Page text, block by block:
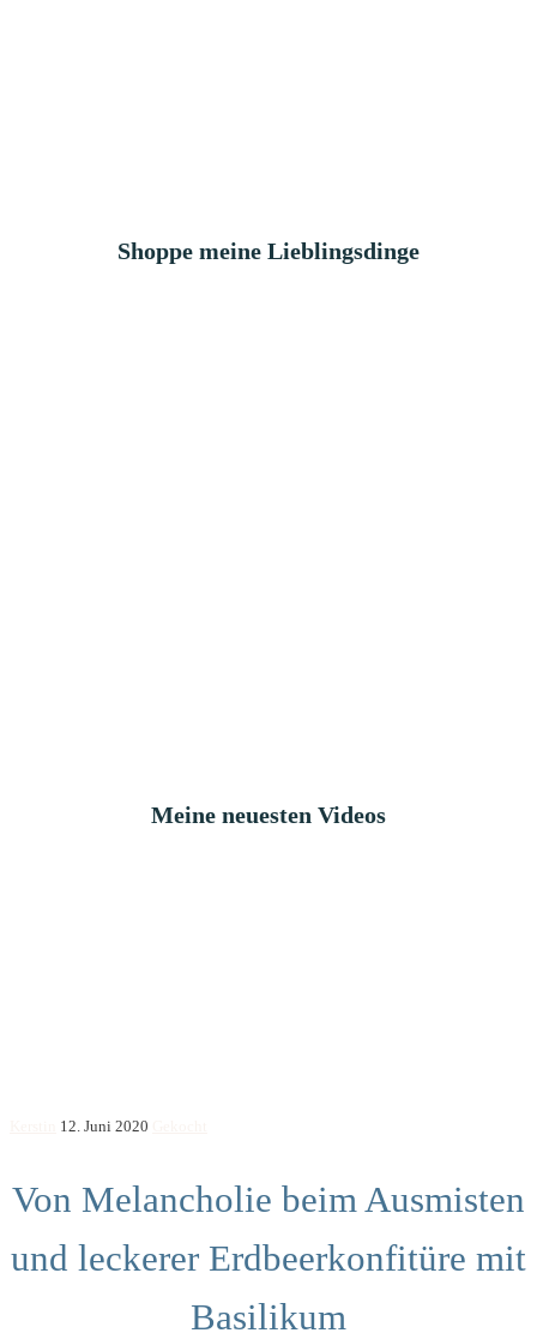
Shoppe meine Lieblingsdinge
Meine neuesten Videos
12. Juni 2020
Von Melancholie beim Ausmisten
und leckerer Erdbeerkonfitüre mit
Basilikum